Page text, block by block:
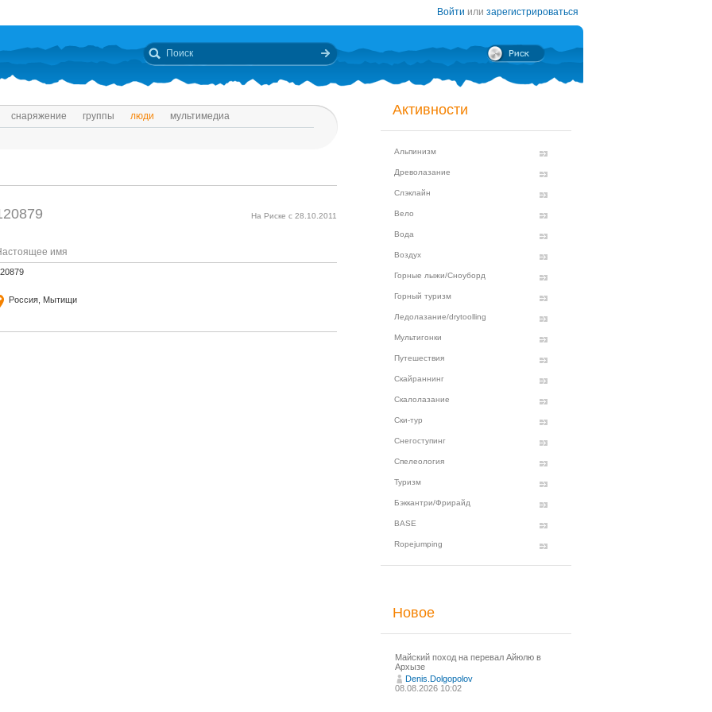
Войти или зарегистрироваться
снаряжение группы люди мультимедиа
На Риске с 28.10.2011
имя
Россия, Мытищи
Активности
Альпинизм
Древолазание
Слэклайн
Вело
Вода
Воздух
Горные лыжи/Сноуборд
Горный туризм
Ледолазание/drytoolling
Мультигонки
Путешествия
Скайраннинг
Скалолазание
Ски-тур
Снегоступинг
Спелеология
Туризм
Бэккантри/Фрирайд
BASE
Ropejumping
Новое
Майский поход на перевал Айюлю в
Архызе
Denis.Dolgopolov
08.08.2026 10:02